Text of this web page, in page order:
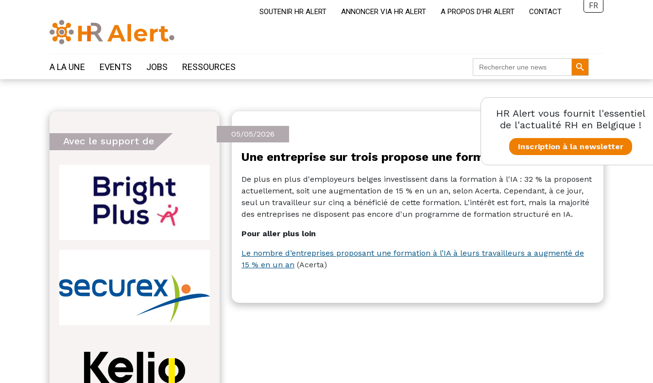
SOUTENIR HR ALERT ANNONCER VIA HR ALERT A PROPOS D’HR ALERT CONTACT
FR
A LA UNE EVENTS JOBS RESSOURCES
Search
for:
Search Button
Avec le support de
HR Alert vous fournit l'essentiel
de l'actualité RH en Belgique !
Inscription à la newsletter
HR Tech
05/05/2026
Une entreprise sur trois propose une formation en IA
De plus en plus d'employeurs belges investissent dans la formation à l'IA : 32 % la proposent
actuellement, soit une augmentation de 15 % en un an, selon Acerta. Cependant, à ce jour,
seul un travailleur sur cinq a bénéficié de cette formation. L'intérêt est fort, mais la majorité
des entreprises ne disposent pas encore d'un programme de formation structuré en IA.
Pour aller plus loin
Le nombre d’entreprises proposant une formation à l’IA à leurs travailleurs a augmenté de
15 % en un an (Acerta)